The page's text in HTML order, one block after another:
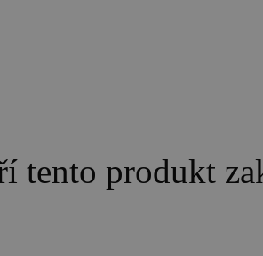
tento produkt